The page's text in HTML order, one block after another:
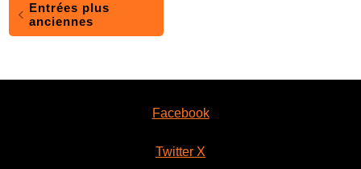
Entrées plus
anciennes
Facebook
Twitter X